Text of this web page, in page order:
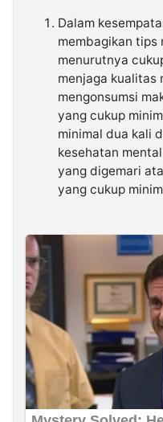
Dalam
membagikan tips
menurutnya
menjaga kualitas
mengonsumsi
yang cukup
minimal dua kali
kesehatan
yang digemari
yang cukup